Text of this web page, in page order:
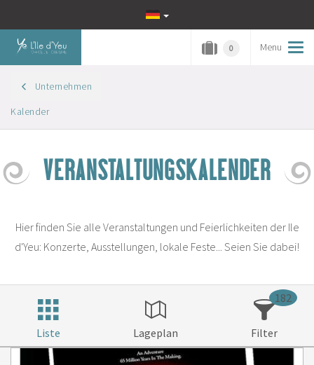
Menu
0
Unternehmen
Kalender
VERANSTALTUNGSKALENDER
Hier finden Sie alle Veranstaltungen und Feierlichkeiten der Ile
d'Yeu: Konzerte, Ausstellungen, lokale Feste... Seien Sie dabei!
Liste Lageplan Filter
182